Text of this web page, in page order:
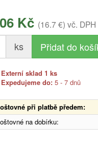
Kč (16.7 €) vč. DPH
ks
Externí sklad 1 ks
Expedujeme do:5 - 7 dnů
při platbě předem:
na dobírku: